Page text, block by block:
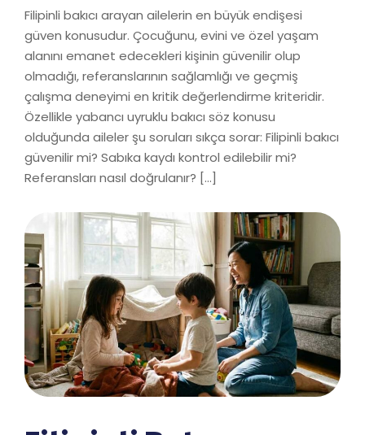
Filipinli bakıcı arayan ailelerin en büyük endişesi
güven konusudur. Çocuğunu, evini ve özel yaşam
alanını emanet edecekleri kişinin güvenilir olup
olmadığı, referanslarının sağlamlığı ve geçmiş
çalışma deneyimi en kritik değerlendirme kriteridir.
Özellikle yabancı uyruklu bakıcı söz konusu
olduğunda aileler şu soruları sıkça sorar: Filipinli bakıcı
güvenilir mi? Sabıka kaydı kontrol edilebilir mi?
Referansları nasıl doğrulanır? […]